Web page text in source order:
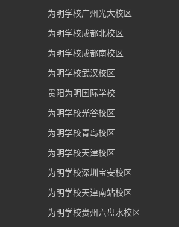
为明学校广州光大校区
为明学校成都北校区
为明学校成都南校区
为明学校武汉校区
贵阳为明国际学校
为明学校光谷校区
为明学校青岛校区
为明学校天津校区
为明学校深圳宝安校区
为明学校天津南站校区
为明学校贵州六盘水校区